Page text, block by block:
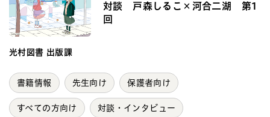
対談 戸森しるこ×河合二湖 第1
回
光村図書 出版課
書籍情報 先生向け 保護者向け
すべての方向け 対談・インタビュー